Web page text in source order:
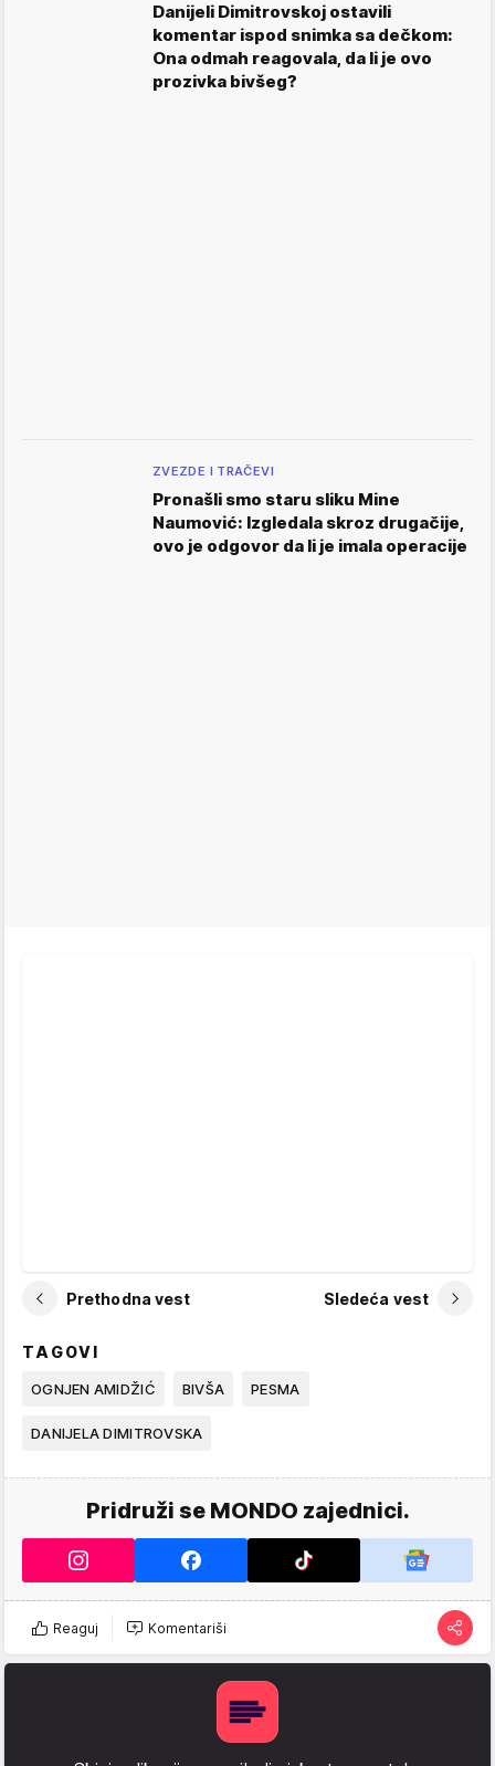
Danijeli Dimitrovskoj ostavili
komentar ispod snimka sa dečkom:
Ona odmah reagovala, da li je ovo
prozivka bivšeg?
ZVEZDE I TRAČEVI
Pronašli smo staru sliku Mine
Naumović: Izgledala skroz drugačije,
ovo je odgovor da li je imala operacije
Prethodna vest Sledeća vest
TAGOVI
OGNJEN AMIDŽIĆ BIVŠA PESMA
DANIJELA DIMITROVSKA
Pridruži se MONDO zajednici.
Reaguj Komentariši